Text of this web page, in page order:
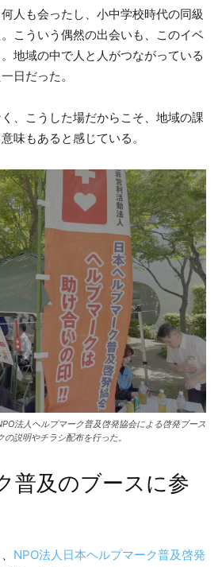
人も会ったし、小中学校時代の同級
こういう偶然の出会いも、このイベ
地域の中で人と人がつながっている
日だった。
、こうした場だからこそ、地域の課
味もあると感じている。
法人ヘルプマーク普及啓発協会による啓発ブース
説明やチラシ配布を行った。
普及のブースに参
NPO法人日本ヘルプマーク普及啓発